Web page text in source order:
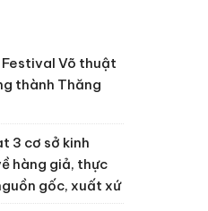
Võ thuật
thành Thăng
3 cơ sở kinh
hàng giả, thực
gốc, xuất xứ